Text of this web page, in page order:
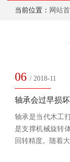
当前位置： 网站
06 / 2018-11
轴承会过早损
轴承是当代木工
是支撑机械旋转
回转精度。随着